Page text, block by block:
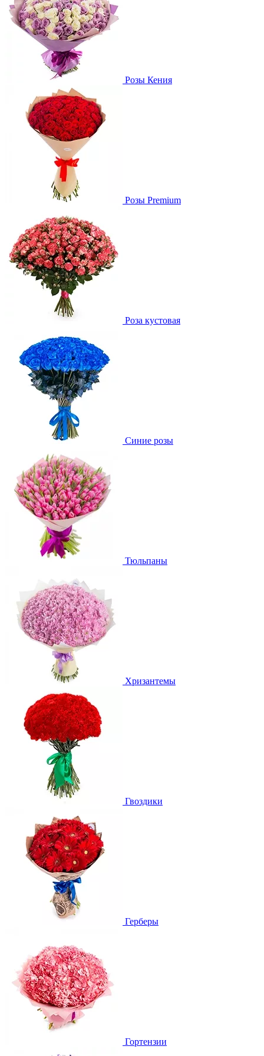
Розы Кения
Розы Premium
Роза кустовая
Синие розы
Тюльпаны
Хризантемы
Гвоздики
Герберы
Гортензии